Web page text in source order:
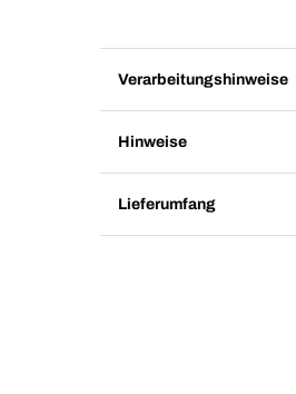
Verarbeitungshinweise
Hinweise
Lieferumfang